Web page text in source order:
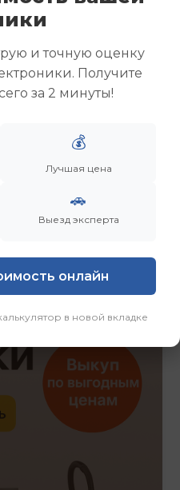
у)
еще
и точную оценку
Получите
за 2 минуты!
💰
Лучшая цена
🚗
Выезд эксперта
онлайн
в новой вкладке